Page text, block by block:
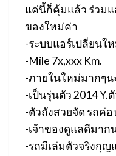
แค่นี้ก็คุ้มแล้ว ร่วมแ
ของใหม่ค่า
-ระบบแอร์เปลี่ยนใ
-Mile 7x,xxx Km.
-ภายในใหม่มากๆน
-เป็นรุ่นตัว 2014
-ตัวถังสวยจัด รถค่
-เจ้าของดูแลดีมาก
-รถมีเล่มตัวจริงกุ